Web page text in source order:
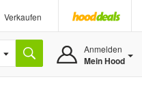
Verkaufen
Anmelden
Mein Hood